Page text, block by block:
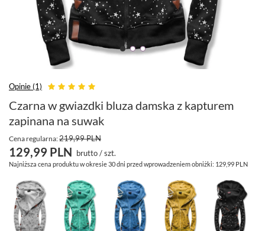
Opinie (1)
Czarna w gwiazdki bluza damska z kapturem
zapinana na suwak
Cena regularna:219,99 PLN
129,99 PLN brutto/szt.
Najniższa cena produktu w okresie 30 dni przed wprowadzeniem obniżki: 129,99 PLN